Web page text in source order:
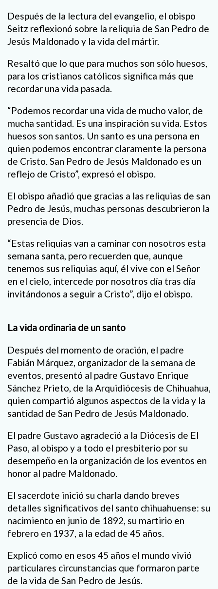
Después de la lectura del evangelio, el obispo
Seitz reflexionó sobre la reliquia de San Pedro de
Jesús Maldonado y la vida del mártir.
Resaltó que lo que para muchos son sólo huesos,
para los cristianos católicos significa más que
recordar una vida pasada.
“Podemos recordar una vida de mucho valor, de
mucha santidad. Es una inspiración su vida. Estos
huesos son santos. Un santo es una persona en
quien podemos encontrar claramente la persona
de Cristo. San Pedro de Jesús Maldonado es un
reflejo de Cristo”, expresó el obispo.
El obispo añadió que gracias a las reliquias de san
Pedro de Jesús, muchas personas descubrieron la
presencia de Dios.
“Estas reliquias van a caminar con nosotros esta
semana santa, pero recuerden que, aunque
tenemos sus reliquias aquí, él vive con el Señor
en el cielo, intercede por nosotros día tras día
invitándonos a seguir a Cristo”, dijo el obispo.
La vida ordinaria de un santo
Después del momento de oración, el padre
Fabián Márquez, organizador de la semana de
eventos, presentó al padre Gustavo Enrique
Sánchez Prieto, de la Arquidiócesis de Chihuahua,
quien compartió algunos aspectos de la vida y la
santidad de San Pedro de Jesús Maldonado.
El padre Gustavo agradeció a la Diócesis de El
Paso, al obispo y a todo el presbiterio por su
desempeño en la organización de los eventos en
honor al padre Maldonado.
El sacerdote inició su charla dando breves
detalles significativos del santo chihuahuense: su
nacimiento en junio de 1892, su martirio en
febrero en 1937, a la edad de 45 años.
Explicó como en esos 45 años el mundo vivió
particulares circunstancias que formaron parte
de la vida de San Pedro de Jesús.